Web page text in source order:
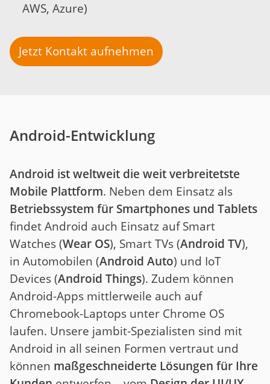
AWS, Azure)
Jetzt Kontakt aufnehmen
Android-Entwicklung
Android ist weltweit die weit verbreitetste
Mobile Plattform. Neben dem Einsatz als
Betriebssystem für Smartphones und Tablets
findet Android auch Einsatz auf Smart
Watches (Wear OS), Smart TVs (Android TV),
in Automobilen (Android Auto) und IoT
Devices (Android Things). Zudem können
Android-Apps mittlerweile auch auf
Chromebook-Laptops unter Chrome OS
laufen. Unsere jambit-Spezialisten sind mit
Android in all seinen Formen vertraut und
können maßgeschneiderte Lösungen für Ihre